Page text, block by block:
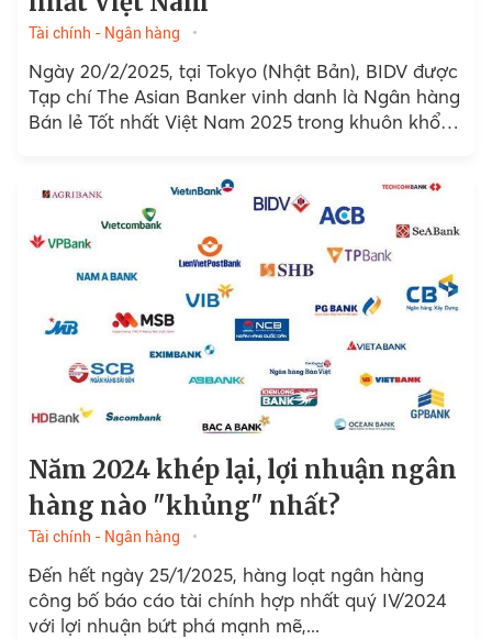
Tài chính - Ngân hàng
Ngày 20/2/2025, tại Tokyo (Nhật Bản), BIDV được
Tạp chí The Asian Banker vinh danh là Ngân hàng
Bán lẻ Tốt nhất Việt Nam 2025 trong khuôn khổ
Năm 2024 khép lại, lợi nhuận ngân
hàng nào "khủng" nhất?
Tài chính - Ngân hàng
Đến hết ngày 25/1/2025, hàng loạt ngân hàng
công bố báo cáo tài chính hợp nhất quý IV/2024
với lợi nhuận bứt phá mạnh mẽ,...